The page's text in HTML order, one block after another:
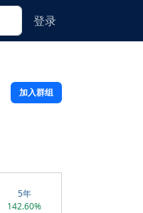
登录
加入群组
5年
142.60%